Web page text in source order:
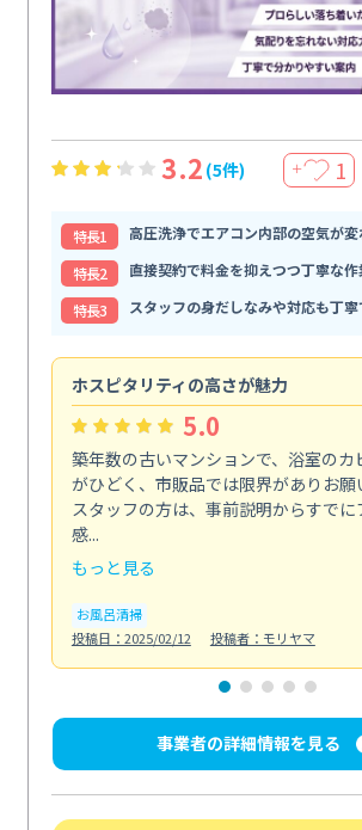
3.2 (5件) ＋ 1
特⻑1
高圧洗浄でエアコン内部の空気が
特⻑2
直接契約で料金を抑えつつ丁寧な
特⻑3
スタッフの身だしなみや対応も丁
ホスピタリティの高さが魅力
5.0
築年数の古いマンションで、浴室のカ
がひどく、市販品では限界がありお願
スタッフの方は、事前説明からすでに
感...
もっと見る
お風呂清掃
投稿日：2025/02/12
投稿者：モリヤマ
事業者の詳細情報を見る